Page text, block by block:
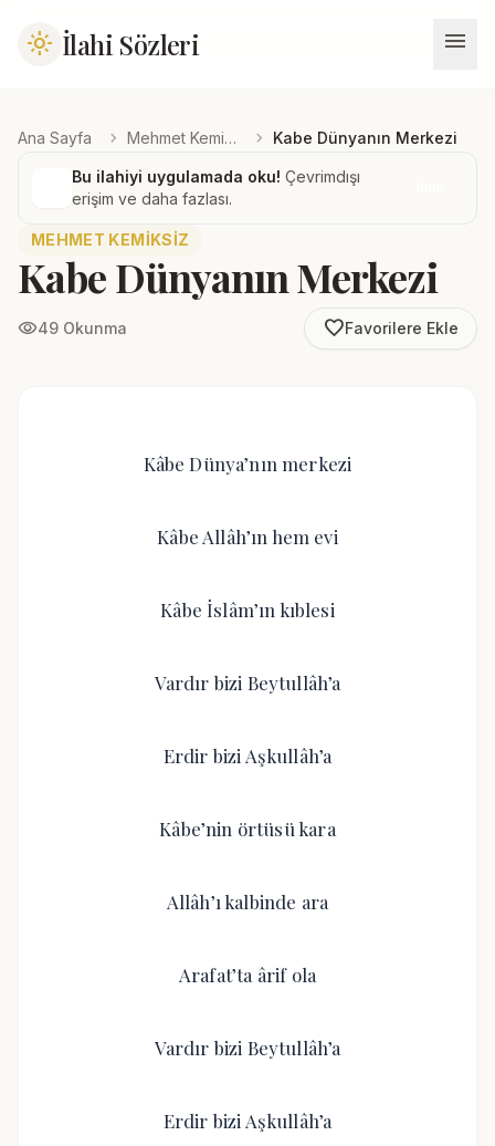
light_mode İlahi Sözleri menu
Ana Sayfa chevron_right Mehmet Kemiksiz chevron_right Kabe Dünyanın Merkezi
Bu ilahiyi uygulamada oku! Çevrimdışı
erişim ve daha fazlası.
MEHMET KEMIKSIZ
Kabe Dünyanın Merkezi
visibility49 Okunma favorite_borderFavorilere Ekle
Kâbe Dünya’nın merkezi
Kâbe Allâh’ın hem evi
Kâbe İslâm’ın kıblesi
Vardır bizi Beytullâh’a
Erdir bizi Aşkullâh’a
Kâbe’nin örtüsü kara
Allâh’ı kalbinde ara
Arafat’ta ârif ola
Vardır bizi Beytullâh’a
Erdir bizi Aşkullâh’a